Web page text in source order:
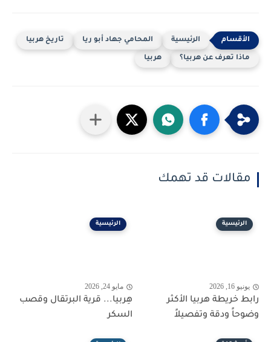
الرئيسية المحامي جهاد أبو ريا تاريخ هربيا
ماذا تعرف عن هربيا؟ هربيا
مقالات قد تهمك
الرئيسية
يونيو 16, 2026
رابط خريطة هربيا الأكثر
وضوحاً ودقة وتفصيلاً
الرئيسية
مايو 24, 2026
هِربيا... قرية البرتقال وقصب
السكر